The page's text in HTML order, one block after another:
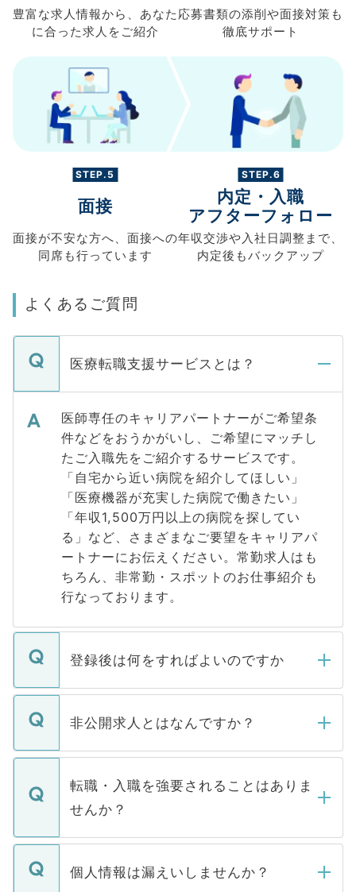
豊富な求人情報から、 あなた
に合った求人を ご紹介
応募書類の添削や面接対策も
徹底サポート
STEP.5
面接
面接が不安な方へ、 面接への
同席も行っています
STEP.6
内定・入職
アフターフォロー
年収交渉や入社日調整まで、
内定後もバックアップ
よくあるご質問
医療転職支援サービスとは？
医師専任のキャリアパートナーがご希望条
件などをおうかがいし、ご希望にマッチし
たご入職先をご紹介するサービスです。
「自宅から近い病院を紹介してほしい」
「医療機器が充実した病院で働きたい」
「年収1,500万円以上の病院を探してい
る」など、さまざまなご要望をキャリアパ
ートナーにお伝えください。常勤求人はも
ちろん、非常勤・スポットのお仕事紹介も
行なっております。
登録後は何をすればよいのですか
ご登録いただきましたら、弊社担当者がご
登録内容を確認し、その後メールもしくは
ます。通常、5営業日以内にはご連絡をせて
いただきますので、しばらくお待ちくださ
非公開求人とはなんですか？
マイナビDOCTORで取り扱っている求人の
うち約3割は、Webサイトからご覧いただ
けない「非公開求人」です。非公開求人は
下記の理由によって、一般には公開してい
ません。
■応募殺到を避けるため 人気のある医療機
転職・入職を強要されることはありま
せんか？
転職・入職を強要することは一切ありませ
ん。また、仮に応募先から内定をいただい
個人情報は漏えいしませんか？